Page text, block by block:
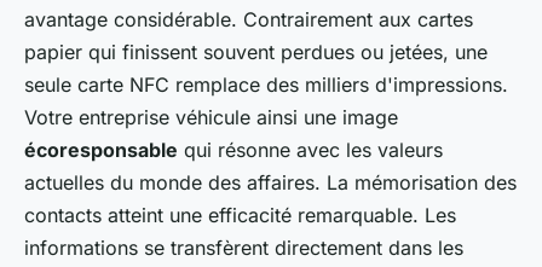
avantage considérable. Contrairement aux cartes
papier qui finissent souvent perdues ou jetées, une
seule carte NFC remplace des milliers d'impressions.
Votre entreprise véhicule ainsi une image
écoresponsable qui résonne avec les valeurs
actuelles du monde des affaires. La mémorisation des
contacts atteint une efficacité remarquable. Les
informations se transfèrent directement dans les